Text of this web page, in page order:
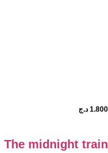
د.ج
The midnight